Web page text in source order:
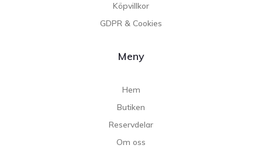
Köpvillkor
GDPR & Cookies
Meny
Hem
Butiken
Reservdelar
Om oss